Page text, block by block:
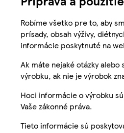
Robíme všetko pre to, aby
prísady, obsah výživy,
informácie poskytnuté na
Ak máte nejaké otázky
výrobku, ak nie je výrobok
Hoci informácie o výrobku
Vaše zákonné práva.
Tieto informácie sú